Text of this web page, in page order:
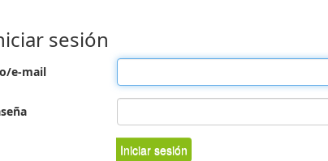
sesión
e-mail
Iniciar sesión